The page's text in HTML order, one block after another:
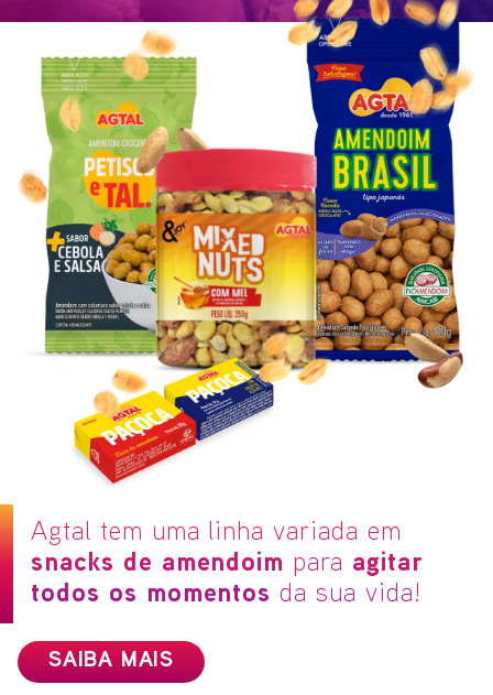
de boletos
Agtal tem uma linha variada em
snacks de amendoim para agitar
todos os momentos da sua vida!
SAIBA MAIS